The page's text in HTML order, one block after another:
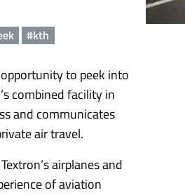
#kth
to peek into
combined facility in
and communicates
air travel.
airplanes and
of aviation